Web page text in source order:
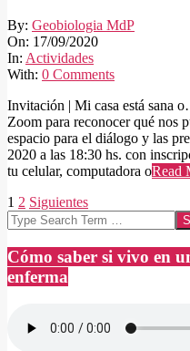
2020-
09-
17
By: Geobiologia MdP
On: 17/09/2020
In: Actividades
With: 0 Comments
Invitación | Mi casa está sana
Zoom para reconocer qué nos
espacio para el diálogo y las
2020 a las 18:30 hs. con
tu celular, computadora oRead
Paginación
de
entradas
1 2 Siguientes
Search
Cómo saber si vivo en
enferma